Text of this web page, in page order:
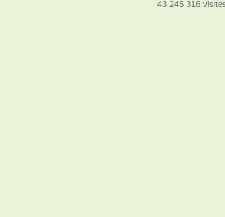
43 245 316